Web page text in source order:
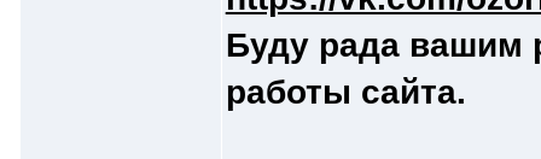
Буду рада вашим
работы сайта.